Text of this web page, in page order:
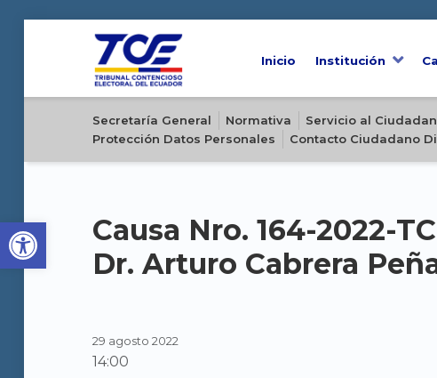
Open toolbar
Inicio Institución
Secretaría General Normativa Servicio al
Protección Datos Personales
Contacto Ciudadano
Causa Nro. 164-2022-
Dr. Arturo Cabrera
29 agosto 2022
14:00